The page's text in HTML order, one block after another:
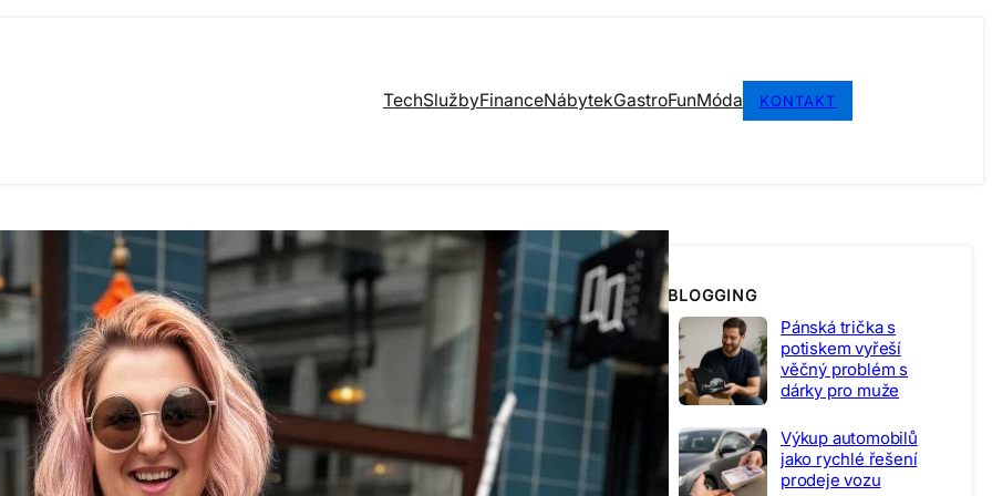
TechSlužbyFinanceNábytekGastroFunMóda KONTAKT
BLOGGING
Pánská trička s
potiskem vyřeší
věčný problém s
dárky pro muže
Výkup automobilů
jako rychlé řešení
prodeje vozu